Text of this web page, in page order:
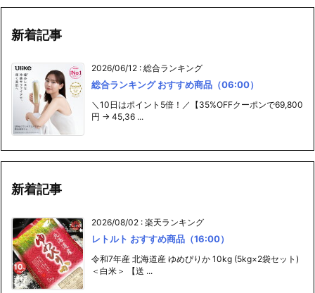
新着記事
2026/06/12 : 総合ランキング
総合ランキング おすすめ商品（06:00）
＼10日はポイント5倍！／【35%OFFクーポンで69,800
円 → 45,36 ...
新着記事
2026/08/02 : 楽天ランキング
レトルト おすすめ商品（16:00）
令和7年産 北海道産 ゆめぴりか 10kg (5kg×2袋セット)
＜白米＞ 【送 ...